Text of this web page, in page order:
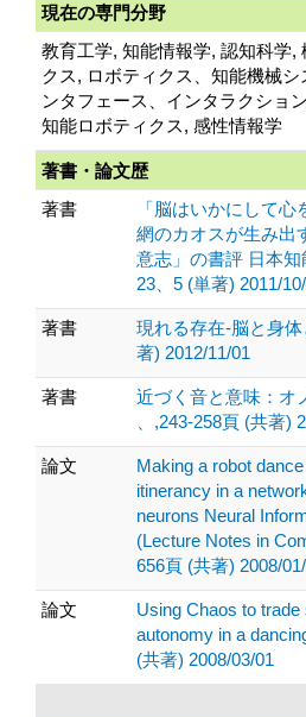
現在の専門分野
教育工学, 知能情報学, 認知科学,
クス, ロボティクス、知能機械
ンタフェース、インタラクショ
知能ロボティクス, 感性情報学
著書・論文歴
著書
「脳はいかにして
網のカオスが生み出
意志」の書評 日本
23、5 (単著) 2011/
著書
現れる存在-脳と身
著) 2012/11/01
著書
近づく音と意味：オ
、,243-258頁 (共著)
論文
Making a robot
itinerancy in a
neurons Neural
(Lecture Notes in
656頁 (共著) 2008/
論文
Using Chaos to
autonomy in a
(共著) 2008/03/01